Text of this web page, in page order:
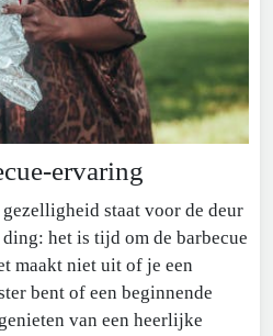
ervaring
staat voor de deur
het is tijd om de barbecue
maakt niet uit of je een
bent of een beginnende
van een heerlijke